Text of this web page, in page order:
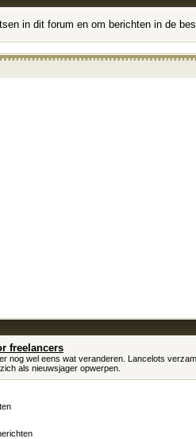
in dit forum en om berichten in de
freelancers
nog wel eens wat veranderen. Lancelots
als nieuwsjager opwerpen.